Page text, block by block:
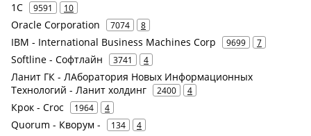
1С 9591 10
Oracle Corporation 7074 8
IBM - International Business Machines Corp 9699 7
Softline - Софтлайн 3741 4
Ланит ГК - ЛАборатория Новых Информационных
Технологий - Ланит холдинг
2400 4
Крок - Croc 1964 4
Quorum - Кворум - 134 4